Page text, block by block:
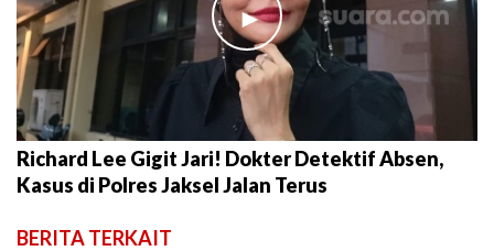
►
Richard Lee Gigit Jari! Dokter Detektif Absen,
Kasus di Polres Jaksel Jalan Terus
BERITA TERKAIT